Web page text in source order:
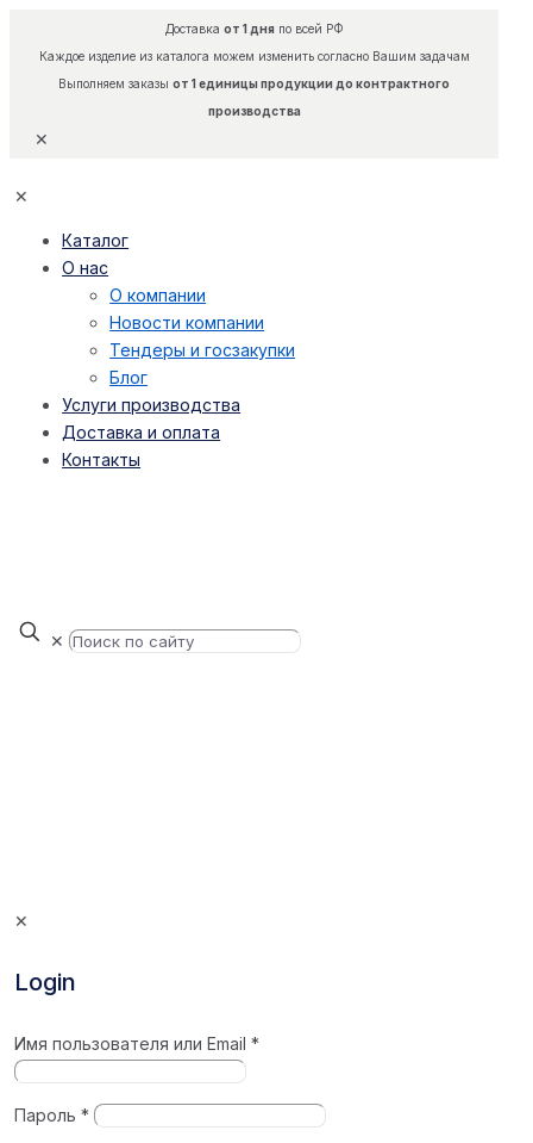
Доставка от 1 дняпо всей РФ
Каждое изделие из каталога можем изменить согласно Вашим задачам
Выполняем заказы от 1 единицы продукции до контрактного
производства
✕
✕
Каталог
О нас
О компании
Новости компании
Тендеры и госзакупки
Блог
Услуги производства
Доставка и оплата
Контакты
✕
✕
Login
Имя пользователя или Email*
Пароль*